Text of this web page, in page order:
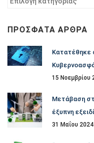
ΠΡΌΣΦΑΤΑ ΆΡΘΡΑ
Κατατέθηκε
15 Νοεμβρίου
Μετάβαση
έξυπνη
31 Μαΐου 2024